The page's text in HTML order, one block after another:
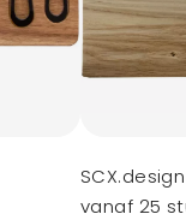
vanaf 25